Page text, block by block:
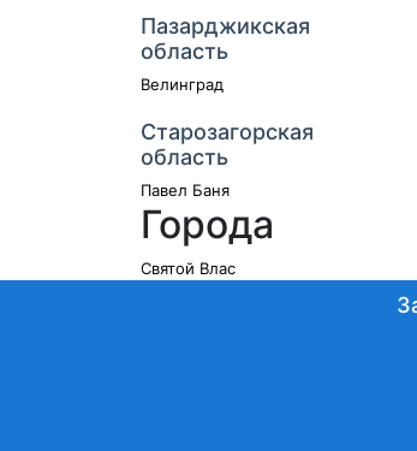
Пазарджикская
область
Велинград
Старозагорская
область
Павел Баня
Города
Святой Влас